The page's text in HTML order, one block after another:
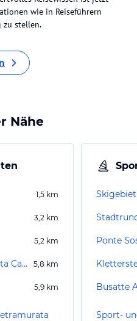
wie in Reiseführern
zu stellen.
Nähe
1,5 km
3,2 km
5,2 km
Kirche Santa Maria Assunta Cavedine 5,8 km
5,9 km Busatte